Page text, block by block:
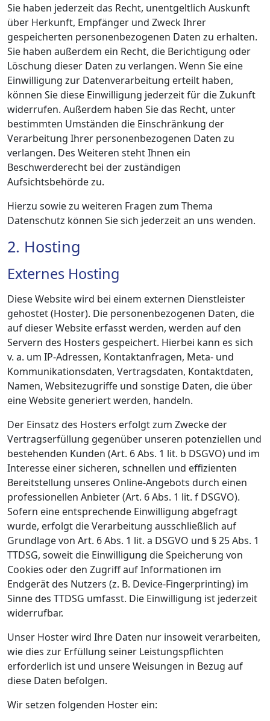
Sie haben jederzeit das Recht, unentgeltlich Auskunft
über Herkunft, Empfänger und Zweck Ihrer
gespeicherten personenbezogenen Daten zu erhalten.
Sie haben außerdem ein Recht, die Berichtigung oder
Löschung dieser Daten zu verlangen. Wenn Sie eine
Einwilligung zur Datenverarbeitung erteilt haben,
können Sie diese Einwilligung jederzeit für die Zukunft
widerrufen. Außerdem haben Sie das Recht, unter
bestimmten Umständen die Einschränkung der
Verarbeitung Ihrer personenbezogenen Daten zu
verlangen. Des Weiteren steht Ihnen ein
Beschwerderecht bei der zuständigen
Aufsichtsbehörde zu.
Hierzu sowie zu weiteren Fragen zum Thema
Datenschutz können Sie sich jederzeit an uns wenden.
2. Hosting
Externes Hosting
Diese Website wird bei einem externen Dienstleister
gehostet (Hoster). Die personenbezogenen Daten, die
auf dieser Website erfasst werden, werden auf den
Servern des Hosters gespeichert. Hierbei kann es sich
v. a. um IP-Adressen, Kontaktanfragen, Meta- und
Kommunikationsdaten, Vertragsdaten, Kontaktdaten,
Namen, Websitezugriffe und sonstige Daten, die über
eine Website generiert werden, handeln.
Der Einsatz des Hosters erfolgt zum Zwecke der
Vertragserfüllung gegenüber unseren potenziellen und
bestehenden Kunden (Art. 6 Abs. 1 lit. b DSGVO) und im
Interesse einer sicheren, schnellen und effizienten
Bereitstellung unseres Online-Angebots durch einen
professionellen Anbieter (Art. 6 Abs. 1 lit. f DSGVO).
Sofern eine entsprechende Einwilligung abgefragt
wurde, erfolgt die Verarbeitung ausschließlich auf
Grundlage von Art. 6 Abs. 1 lit. a DSGVO und § 25 Abs. 1
TTDSG, soweit die Einwilligung die Speicherung von
Cookies oder den Zugriff auf Informationen im
Endgerät des Nutzers (z. B. Device-Fingerprinting) im
Sinne des TTDSG umfasst. Die Einwilligung ist jederzeit
widerrufbar.
Unser Hoster wird Ihre Daten nur insoweit verarbeiten,
wie dies zur Erfüllung seiner Leistungspflichten
erforderlich ist und unsere Weisungen in Bezug auf
diese Daten befolgen.
Wir setzen folgenden Hoster ein: